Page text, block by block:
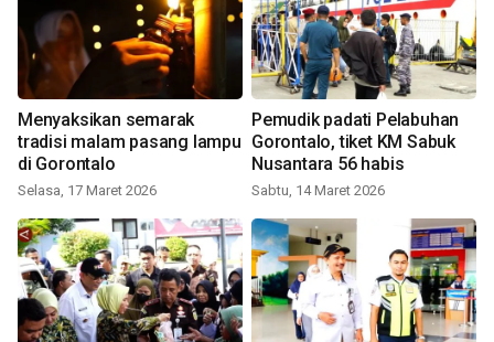
Menyaksikan semarak
tradisi malam pasang lampu
di Gorontalo
Selasa, 17 Maret 2026
Pemudik padati Pelabuhan
Gorontalo, tiket KM Sabuk
Nusantara 56 habis
Sabtu, 14 Maret 2026